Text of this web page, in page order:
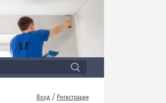
Вход / Регистрация